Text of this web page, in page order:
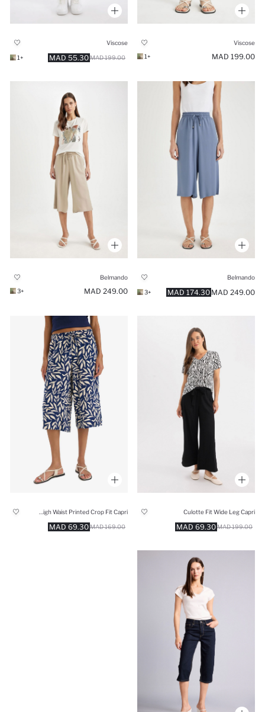
Viscose
199.00 MAD
+1
Viscose
55.30 MAD 199.00 MAD
+1
Belmando
174.30 MAD 249.00 MAD
+3
Belmando
249.00 MAD
+3
Culotte Fit Wide Leg Capri
69.30 MAD 199.00 MAD
69.30 MAD 169.00 MAD